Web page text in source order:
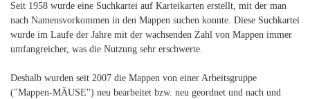
Seit 1958 wurde eine Suchkartei auf Karteikarten erstellt, mit der man
nach Namensvorkommen in den Mappen suchen konnte. Diese Suchkartei
wurde im Laufe der Jahre mit der wachsenden Zahl von Mappen immer
umfangreicher, was die Nutzung sehr erschwerte.
Deshalb wurden seit 2007 die Mappen von einer Arbeitsgruppe
("Mappen-MÄUSE") neu bearbeitet bzw. neu geordnet und nach und